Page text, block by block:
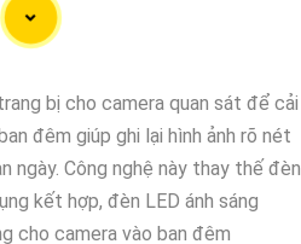
trong khu vực mục tiêu một cách
với chúng tôi để được tư vấn và
bị cho camera quan sát để cải
đêm giúp ghi lại hình ảnh rõ nét
ngày. Công nghệ này thay thế đèn
kết hợp, đèn LED ánh sáng
cho camera vào ban đêm